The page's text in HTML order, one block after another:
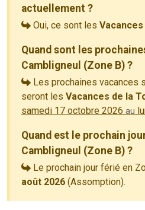
actuellement ?
Oui, ce sont les Vacances
Quand sont les
Cambligneul (Zone B) ?
Les prochaines vacances
seront les Vacances de la
samedi 17 octobre 2026 au
Quand est le prochain
Cambligneul (Zone B) ?
Le prochain jour férié en
août 2026 (Assomption).